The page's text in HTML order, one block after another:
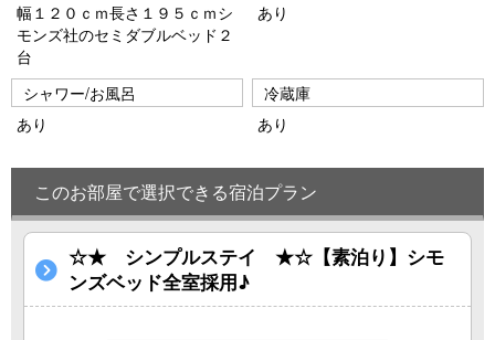
幅１２０ｃｍ長さ１９５ｃｍシ
モンズ社のセミダブルベッド２
台
あり
シャワー/お風呂
あり
冷蔵庫
あり
このお部屋で選択できる宿泊プラン
☆★ シンプルステイ ★☆【素泊り】シモ
ンズベッド全室採用♪